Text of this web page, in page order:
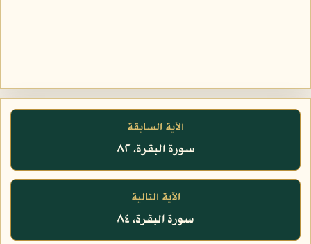
الآية السابقة
سورة البقرة، ٨٢
الآية التالية
سورة البقرة، ٨٤